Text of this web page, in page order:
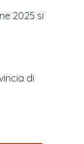
2025 si
di